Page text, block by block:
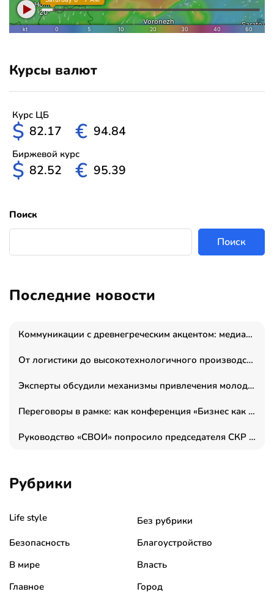
Курсы валют
Курс ЦБ
$ 82.17 € 94.84
Биржевой курс
$ 82.52 € 95.39
Поиск
Поиск
Последние новости
Коммуникации с древнегреческим акцентом: медиаменеджер и журналист Владимир Дергачев запустил коммуникационное агентство «Сократ 2.0»
От логистики до высокотехнологичного производства: как основатель “гагаринга” выстраивает экосистему безопасности и гражданских БПЛА
Эксперты обсудили механизмы привлечения молодых специалистов в промышленные города
Переговоры в рамке: как конференция «Бизнес как искусство» переформатирует деловой этикет в стенах ТПП РФ
Руководство «СВОИ» попросило председателя СКР дать правовую оценку обысков в тыловом штабе
Рубрики
Life style
Без рубрики
Безопасность
Благоустройство
В мире
Власть
Главное
Город